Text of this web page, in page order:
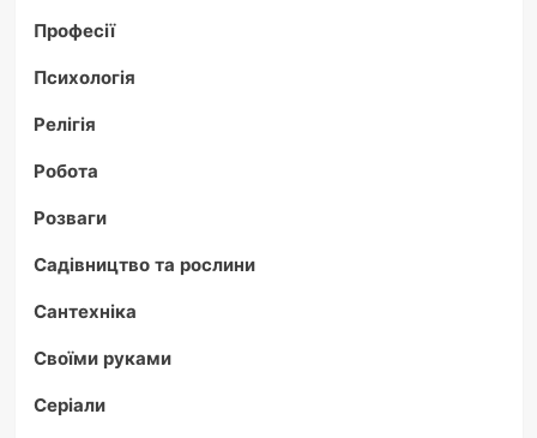
Професії
Психологія
Релігія
Робота
Розваги
Садівництво та рослини
Сантехніка
Своїми руками
Серіали